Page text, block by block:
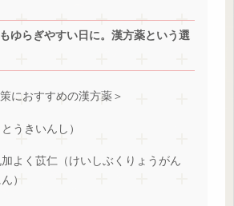
ゆらぎやすい日に。漢方薬という選
におすすめの漢方薬＞
うきいんし）
よく苡仁（けいしぶくりょうがん
）